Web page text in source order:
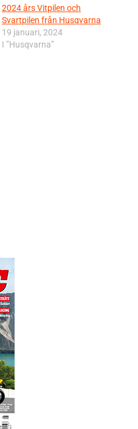
2024 års Vitpilen och
Svartpilen från Husqvarna
19 januari, 2024
I ”Husqvarna”